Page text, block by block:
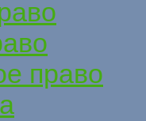
право